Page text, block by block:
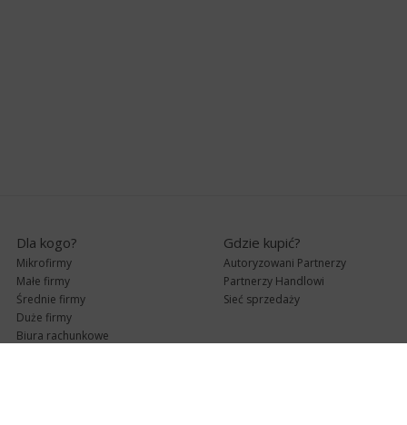
Dla kogo?
Mikrofirmy
Małe firmy
Średnie firmy
Duże firmy
Biura rachunkowe
Gdzie kupić?
Autoryzowani Partnerzy
Partnerzy Handlowi
Sieć sprzedaży